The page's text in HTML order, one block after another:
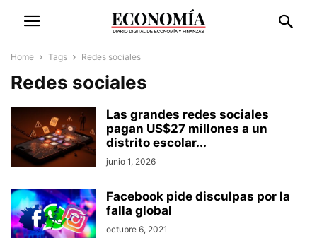
Home Tags Redes sociales
Redes sociales
Las grandes redes sociales
pagan US$27 millones a un
distrito escolar...
junio 1, 2026
Facebook pide disculpas por la
falla global
octubre 6, 2021